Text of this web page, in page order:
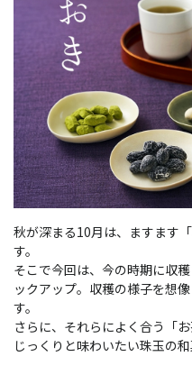
秋が深まる10月は、ますます
す。
そこで今回は、今の時期に収
ックアップ。収穫の様子を想
す。
さらに、それらによく合う「
じっくりと味わいたい珠玉の和